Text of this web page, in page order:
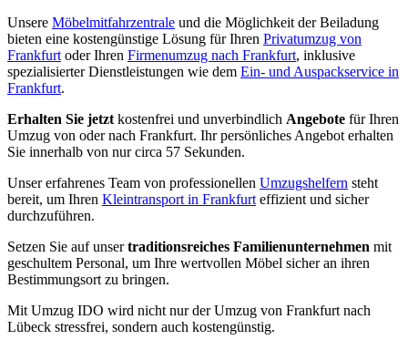
Unsere Möbelmitfahrzentrale und die Möglichkeit der Beiladung
bieten eine kostengünstige Lösung für Ihren Privatumzug von
Frankfurt oder Ihren Firmenumzug nach Frankfurt, inklusive
spezialisierter Dienstleistungen wie dem Ein- und Auspackservice in
Frankfurt.
Erhalten Sie jetzt kostenfrei und unverbindlich Angebote für Ihren
Umzug von oder nach Frankfurt. Ihr persönliches Angebot erhalten
Sie innerhalb von nur circa 57 Sekunden.
Unser erfahrenes Team von professionellen Umzugshelfern steht
bereit, um Ihren Kleintransport in Frankfurt effizient und sicher
durchzuführen.
Setzen Sie auf unsertraditionsreiches Familienunternehmen mit
geschultem Personal, um Ihre wertvollen Möbel sicher an ihren
Bestimmungsort zu bringen.
Mit Umzug IDO wird nicht nur der Umzug von Frankfurt nach
Lübeck stressfrei, sondern auch kostengünstig.